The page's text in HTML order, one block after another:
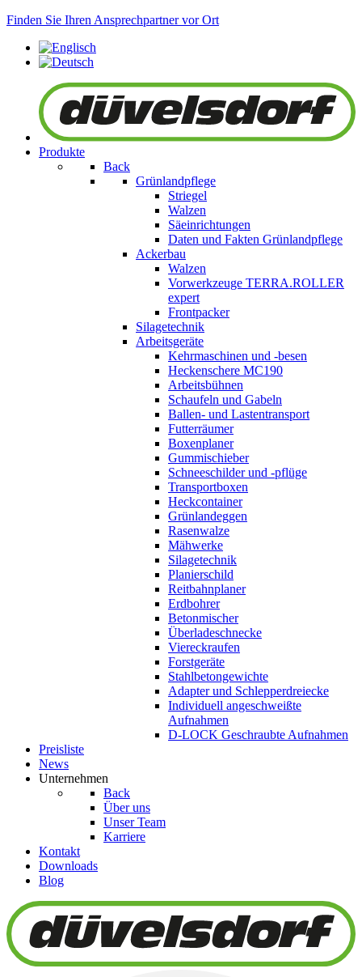
Finden Sie Ihren Ansprechpartner vor Ort
Produkte
Back
Grünlandpflege
Striegel
Walzen
Säeinrichtungen
Daten und Fakten Grünlandpflege
Ackerbau
Walzen
Vorwerkzeuge TERRA.ROLLER
expert
Frontpacker
Silagetechnik
Arbeitsgeräte
Kehrmaschinen und -besen
Heckenschere MC190
Arbeitsbühnen
Schaufeln und Gabeln
Ballen- und Lastentransport
Futterräumer
Boxenplaner
Gummischieber
Schneeschilder und -pflüge
Transportboxen
Heckcontainer
Grünlandeggen
Rasenwalze
Mähwerke
Silagetechnik
Planierschild
Reitbahnplaner
Erdbohrer
Betonmischer
Überladeschnecke
Viereckraufen
Forstgeräte
Stahlbetongewichte
Adapter und Schlepperdreiecke
Individuell angeschweißte
Aufnahmen
D-LOCK Geschraubte Aufnahmen
Preisliste
News
Unternehmen
Back
Über uns
Unser Team
Karriere
Kontakt
Downloads
Blog